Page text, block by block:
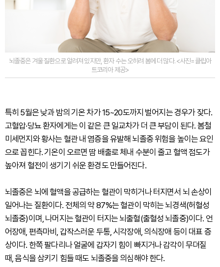
뇌졸중은 겨울 질환으로 알려져 있지만, 환자 수는 오히려 봄에 더 많다. <사진=클립아
트코리아 제공>
특히 5월은 낮과 밤의 기온 차가 15~20도까지 벌어지는 경우가 잦다.
고혈압·당뇨 환자에게는 이 같은 큰 일교차가 더 큰 부담이 된다. 봄철
미세먼지와 황사는 혈관 내 염증을 유발해 뇌졸중 위험을 높이는 요인
으로 꼽힌다. 기온이 오르면 땀 배출로 체내 수분이 줄고 혈액 점도가
높아져 혈전이 생기기 쉬운 환경도 만들어진다.
뇌졸중은 뇌에 혈액을 공급하는 혈관이 막히거나 터지면서 뇌 손상이
일어나는 질환이다. 전체의 약 87%는 혈관이 막히는 뇌경색(허혈성
뇌졸중)이며, 나머지는 혈관이 터지는 뇌출혈(출혈성 뇌졸중)이다. 언
어장애, 편측마비, 갑작스러운 두통, 시각장애, 의식장애 등이 대표 증
상이다. 한쪽 팔다리나 얼굴에 갑자기 힘이 빠지거나 감각이 무뎌질
때, 음식을 삼키기 힘들 때도 뇌졸중을 의심해야 한다.